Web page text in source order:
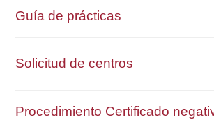
Guía de prácticas
Solicitud de centros
Procedimiento Certificado